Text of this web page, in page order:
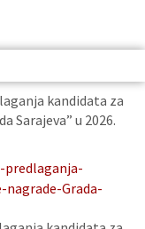
kandidata za
Sarajeva” u 2026.
Grada-